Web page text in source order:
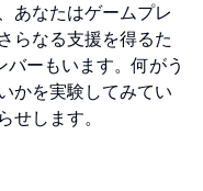
あなたはゲームプレ
らなる支援を得るた
ーもいます。何がう
かを実験してみてい
せします。